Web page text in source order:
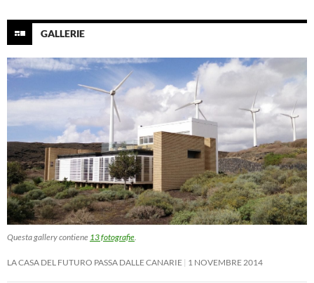
GALLERIE
Questa gallery contiene 13 fotografie.
LA CASA DEL FUTURO PASSA DALLE CANARIE 1 NOVEMBRE 2014